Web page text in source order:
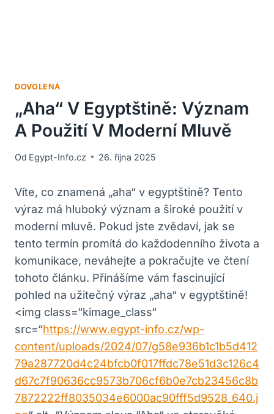
DOVOLENÁ
„Aha“ V Egyptštině: Význam
A Použití V Moderní Mluvě
Od Egypt-Info.cz 26. října 2025
Víte, co znamená „aha“ v​ egyptštině? Tento
výraz má hluboký význam‌ a široké použití v
moderní mluvě. Pokud jste zvědaví, jak se
tento termín promítá do každodenního života a
komunikace, neváhejte a pokračujte ve čtení
tohoto ​článku. Přinášíme vám fascinující
pohled na užitečný výraz „aha“ v egyptštině!
<img class=“kimage_class“
src=“https://www.egypt-info.cz/wp-
content/uploads/2024/07/g58e936b1c1b5d412
79a287720d4c24bfcb0f017ffdc78e51d3c126c4
d67c7f90636cc9573b706cf6b0e7cb23456c8b
7872222ff8035034e6000ac90fff5d9528_640.j